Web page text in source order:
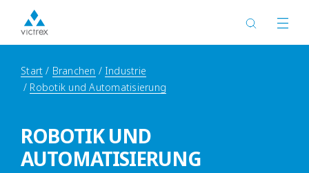
Start Branchen
Industrie
Robotik und Automatisierung
ROBOTIK UND
AUTOMATISIERUNG